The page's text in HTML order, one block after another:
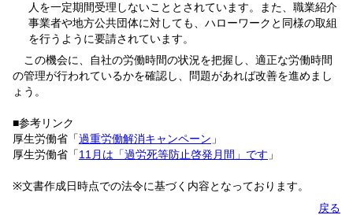
人を一定期間受理しないこととされています。また、職業紹介
事業者や地方公共団体に対しても、ハローワークと同様の取組
を行うように要請されています。
この機会に、自社の労働時間の状況を把握し、適正な労働時間
の管理が行われているかを確認し、問題があれば改善を進めまし
ょう。
■参考リンク
厚生労働省「過重労働解消キャンペーン 」
厚生労働省「11月は「過労死等防止啓発月間」です 」
※文書作成日時点での法令に基づく内容となっております。
戻る